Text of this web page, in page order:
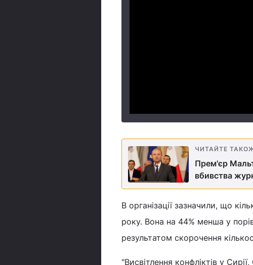
ЧИТАЙТЕ
Прем'єр
вбивства
В організації зазначили, що
року. Вона на 44% менша у
результатом скорочення
"Висвітлення конфліктів у